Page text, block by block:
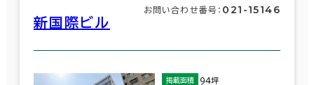
新国際ビル
お問い合わせ番号： 021-15146
掲載面積 94坪